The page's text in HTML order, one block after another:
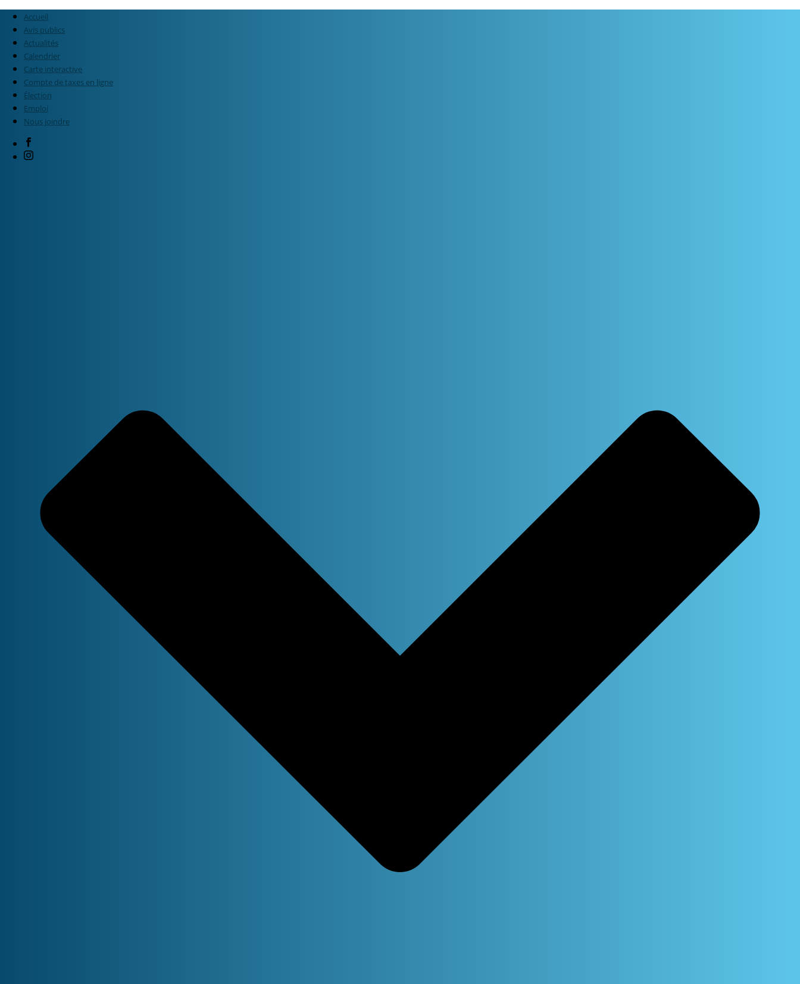
Accueil
Avis publics
Actualités
Calendrier
Carte interactive
Compte de taxes en ligne
Élection
Emploi
Nous joindre